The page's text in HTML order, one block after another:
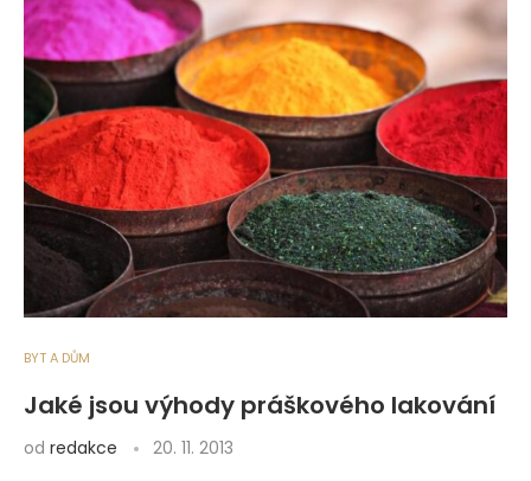
BYT A DŮM
Jaké jsou výhody práškového lakování
od redakce 20. 11. 2013